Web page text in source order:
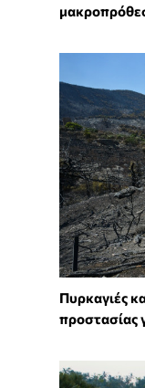
Πυρκαγιές
προστασίας